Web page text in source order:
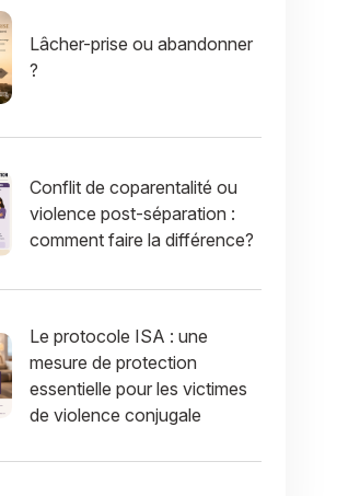
Lâcher-prise ou abandonner
?
Conflit de coparentalité ou
violence post-séparation :
comment faire la différence?
Le protocole ISA : une
mesure de protection
essentielle pour les victimes
de violence conjugale